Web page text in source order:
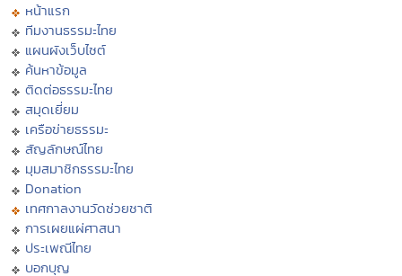
หน้าแรก
ทีมงานธรรมะไทย
แผนผังเว็บไซต์
ค้นหาข้อมูล
ติดต่อธรรมะไทย
สมุดเยี่ยม
เครือข่ายธรรมะ
สัญลักษณ์ไทย
มุมสมาชิกธรรมะไทย
Donation
เทศกาลงานวัดช่วยชาติ
การเผยแผ่ศาสนา
ประเพณีไทย
บอกบุญ